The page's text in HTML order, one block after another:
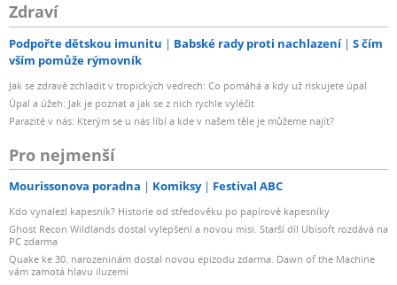
Zdraví
Podpořte dětskou imunitu Babské rady proti nachlazení
S čím
vším pomůže rýmovník
Jak se zdravě zchladit v tropických vedrech: Co pomáhá a kdy už riskujete úpal
Úpal a úžeh: Jak je poznat a jak se z nich rychle vyléčit
Parazité v nás: Kterým se u nás líbí a kde v našem těle je můžeme najít?
Pro nejmenší
Mourissonova poradna Komiksy Festival ABC
Kdo vynalezl kapesník? Historie od středověku po papírové kapesníky
Ghost Recon Wildlands dostal vylepšení a novou misi. Starší díl Ubisoft rozdává na
PC zdarma
Quake ke 30. narozeninám dostal novou epizodu zdarma. Dawn of the Machine
vám zamotá hlavu iluzemi